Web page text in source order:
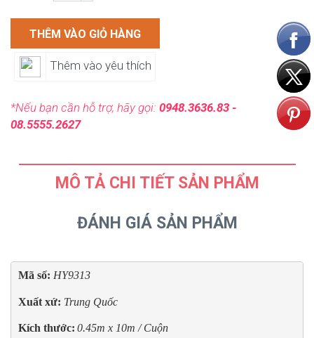
THÊM VÀO GIỎ HÀNG
Thêm vào yêu thích
*Nếu bạn cần hỗ trợ, hãy gọi: 0948.3636.83 -
08.5555.2627
MÔ TẢ CHI TIẾT SẢN PHẨM
ĐÁNH GIÁ SẢN PHẨM
Mã số: HY9313
Xuất xứ: Trung Quốc
Kích thước: 0.45m x 10m / Cuộn